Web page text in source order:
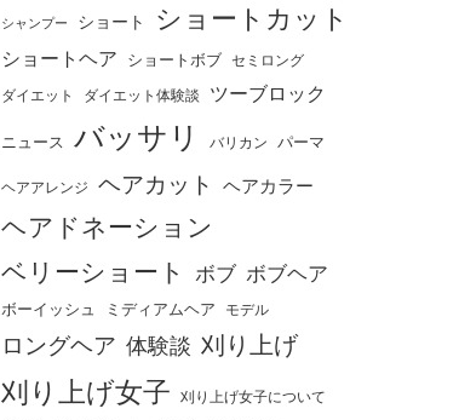
シャンプー ショート ショートカット
ショートヘア ショートボブ セミロング
ダイエット ダイエット体験談 ツーブロック
ニュース バッサリ バリカン パーマ
ヘアアレンジ ヘアカット ヘアカラー
ヘアドネーション
ベリーショート
ボブ ボブヘア
ボーイッシュ ミディアムヘア モデル
ロングヘア 体験談 刈り上げ
刈り上げ女子 刈り上げ女子について